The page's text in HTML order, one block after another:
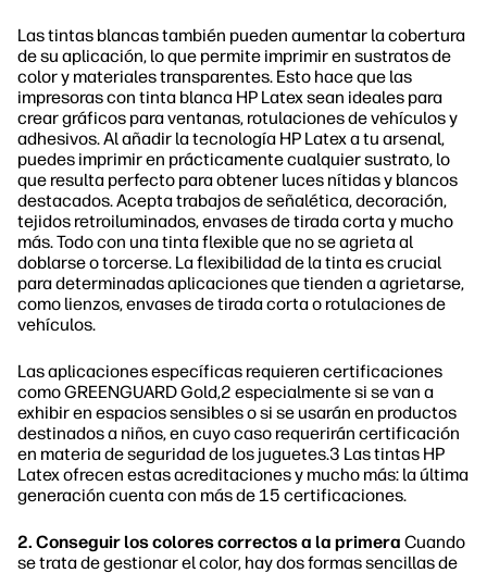
Las tintas blancas también pueden aumentar la cobertura
de su aplicación, lo que permite imprimir en sustratos de
color y materiales transparentes. Esto hace que las
impresoras con tinta blanca HP Latex sean ideales para
crear gráficos para ventanas, rotulaciones de vehículos y
adhesivos. Al añadir la tecnología HP Latex a tu arsenal,
puedes imprimir en prácticamente cualquier sustrato, lo
que resulta perfecto para obtener luces nítidas y blancos
destacados. Acepta trabajos de señalética, decoración,
tejidos retroiluminados, envases de tirada corta y mucho
más. Todo con una tinta flexible que no se agrieta al
doblarse o torcerse. La flexibilidad de la tinta es crucial
para determinadas aplicaciones que tienden a agrietarse,
como lienzos, envases de tirada corta o rotulaciones de
vehículos.
Las aplicaciones específicas requieren certificaciones
como GREENGUARD Gold,2 especialmente si se van a
exhibir en espacios sensibles o si se usarán en productos
destinados a niños, en cuyo caso requerirán certificación
en materia de seguridad de los juguetes.3 Las tintas HP
Latex ofrecen estas acreditaciones y mucho más: la última
generación cuenta con más de 15 certificaciones.
2. Conseguir los colores correctos a la primera Cuando
se trata de gestionar el color, hay dos formas sencillas de